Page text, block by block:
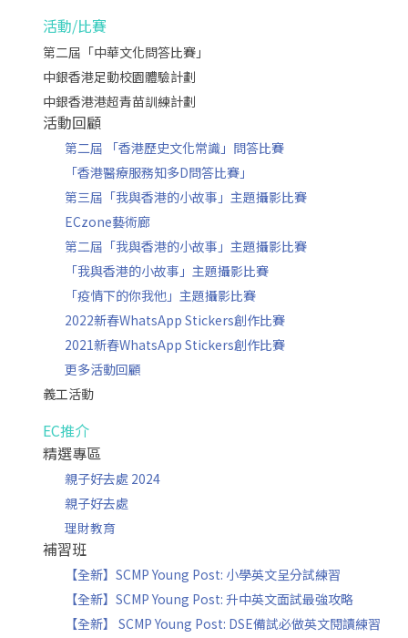
活動/比賽
第二屆「中華文化問答比賽」
中銀香港足動校園體驗計劃
中銀香港港超青苗訓練計劃
活動回顧
第二屆 「香港歷史文化常識」問答比賽
「香港醫療服務知多D問答比賽」
第三屆「我與香港的小故事」主題攝影比賽
ECzone藝術廊
第二屆「我與香港的小故事」主題攝影比賽
「我與香港的小故事」主題攝影比賽
「疫情下的你我他」主題攝影比賽
2022新春WhatsApp Stickers創作比賽
2021新春WhatsApp Stickers創作比賽
更多活動回顧
義工活動
EC推介
精選專區
親子好去處 2024
親子好去處
理財教育
補習班
【全新】SCMP Young Post: 小學英文呈分試練習
【全新】SCMP Young Post: 升中英文面試最強攻略
【全新】 SCMP Young Post: DSE備試必做英文閱讀練習